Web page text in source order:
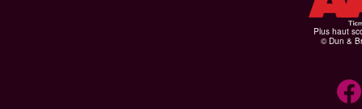
Plus haut
© Dun &